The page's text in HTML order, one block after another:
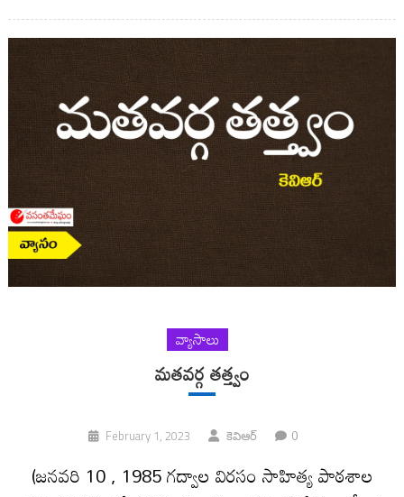
వ్యాసాలు
మతవర్గ తత్త్వం
February 1, 2023 కెవిఆర్ 0
(జనవరి 10 , 1985 గద్వాల విరసం సాహిత్య పాఠశాల